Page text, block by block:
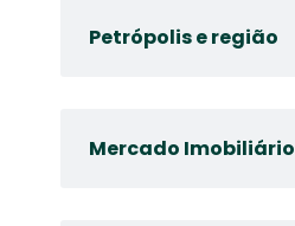
Petrópolis e região
Mercado Imobiliário